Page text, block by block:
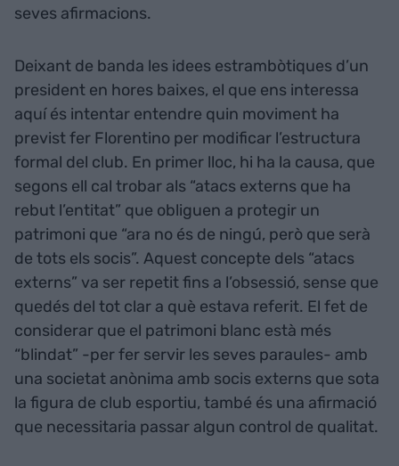
seves afirmacions.
Deixant de banda les idees estrambòtiques d’un
president en hores baixes, el que ens interessa
aquí és intentar entendre quin moviment ha
previst fer Florentino per modificar l’estructura
formal del club. En primer lloc, hi ha la causa, que
segons ell cal trobar als “atacs externs que ha
rebut l’entitat” que obliguen a protegir un
patrimoni que “ara no és de ningú, però que serà
de tots els socis”. Aquest concepte dels “atacs
externs” va ser repetit fins a l’obsessió, sense que
quedés del tot clar a què estava referit. El fet de
considerar que el patrimoni blanc està més
“blindat” -per fer servir les seves paraules- amb
una societat anònima amb socis externs que sota
la figura de club esportiu, també és una afirmació
que necessitaria passar algun control de qualitat.